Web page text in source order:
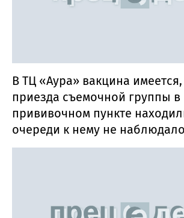
В ТЦ «Аура» вакцина
приезда съемочной группы в
прививочном пункте
очереди к нему не